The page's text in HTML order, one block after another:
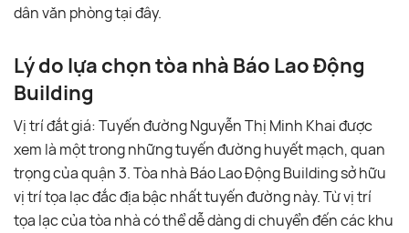
dân văn phòng tại đây.
Lý do lựa chọn tòa nhà Báo Lao Động
Building
Vị trí đắt giá: Tuyến đường Nguyễn Thị Minh Khai được
xem là một trong những tuyến đường huyết mạch, quan
trọng của quận 3. Tòa nhà Báo Lao Động Building sở hữu
vị trí tọa lạc đắc địa bậc nhất tuyến đường này. Từ vị trí
tọa lạc của tòa nhà có thể dễ dàng di chuyển đến các khu